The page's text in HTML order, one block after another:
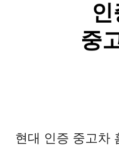
현대 인증 중고차